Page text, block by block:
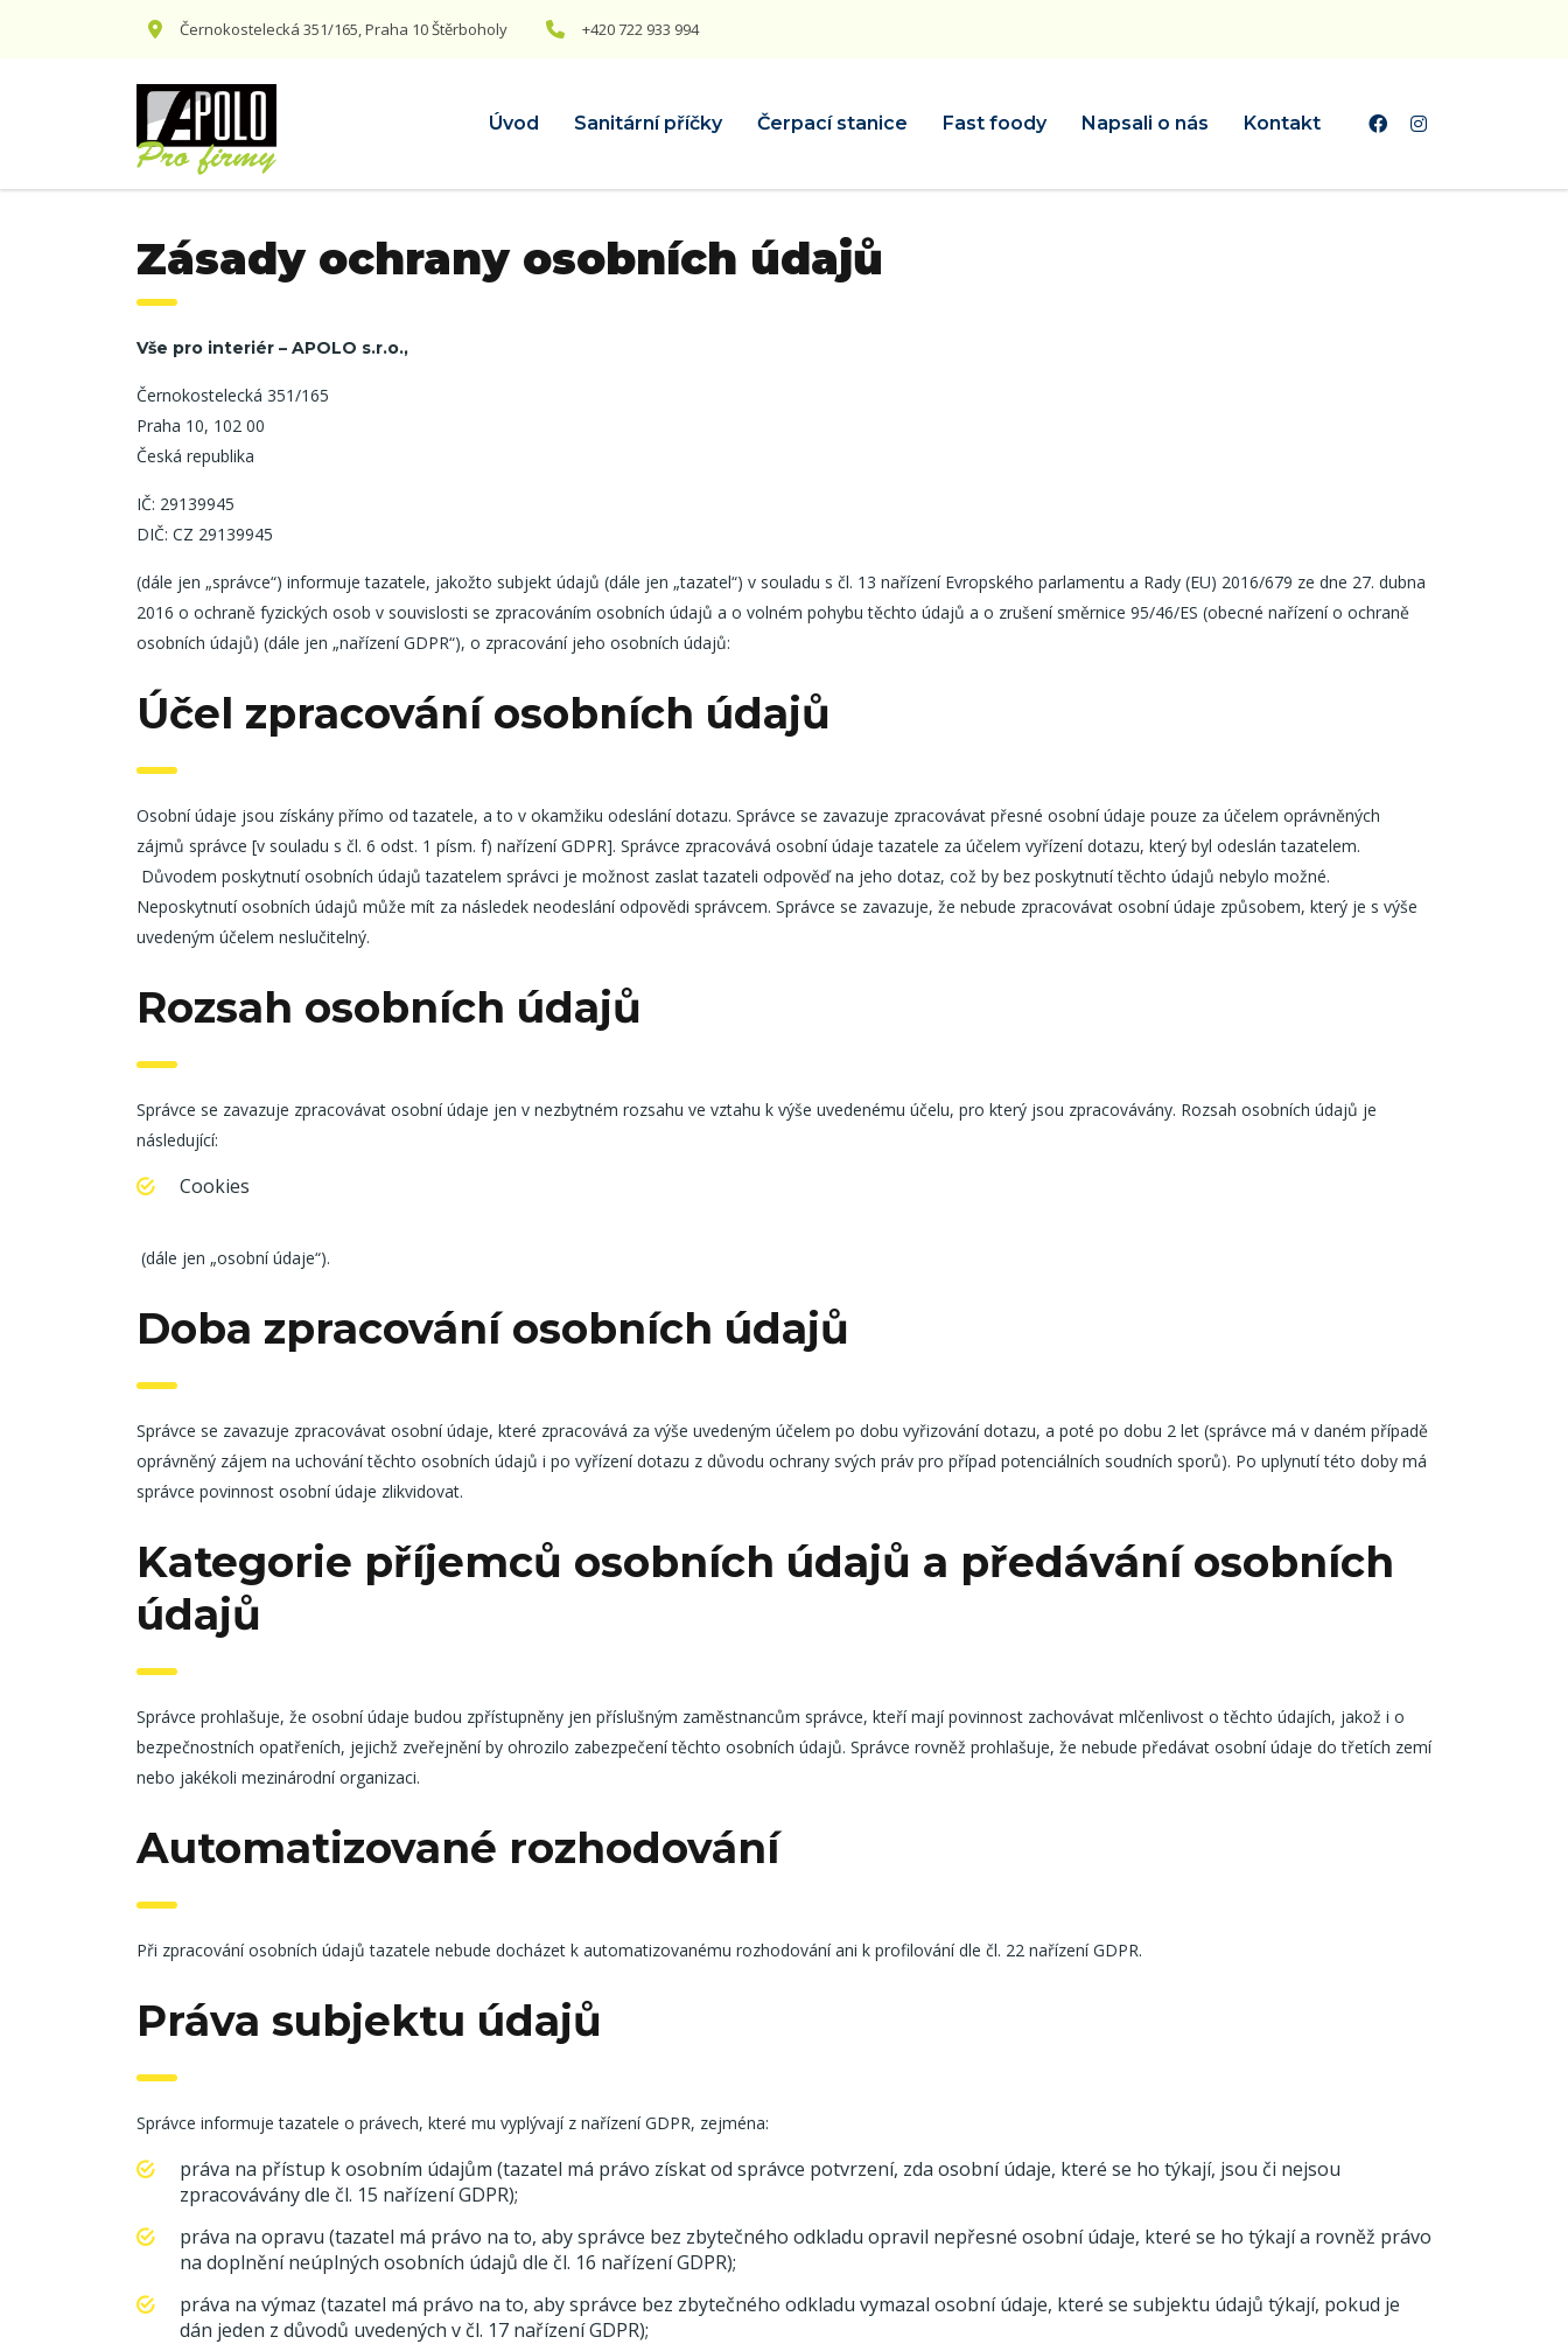
Černokostelecká 351/165, Praha 10 Štěrboholy +420 722 933 994
Úvod Sanitární příčky Čerpací stanice Fast foody Napsali o nás Kontakt
Zásady ochrany osobních údajů
Vše pro interiér – APOLO s.r.o.,
Černokostelecká 351/165
Praha 10, 102 00
Česká republika
IČ: 29139945
DIČ: CZ 29139945
(dále jen „správce“) informuje tazatele, jakožto subjekt údajů (dále jen „tazatel“) v souladu s čl. 13 nařízení Evropského parlamentu a Rady (EU) 2016/679 ze dne 27. dubna
2016 o ochraně fyzických osob v souvislosti se zpracováním osobních údajů a o volném pohybu těchto údajů a o zrušení směrnice 95/46/ES (obecné nařízení o ochraně
osobních údajů) (dále jen „nařízení GDPR“), o zpracování jeho osobních údajů:
Účel zpracování osobních údajů
Osobní údaje jsou získány přímo od tazatele, a to v okamžiku odeslání dotazu. Správce se zavazuje zpracovávat přesné osobní údaje pouze za účelem oprávněných
zájmů správce [v souladu s čl. 6 odst. 1 písm. f) nařízení GDPR]. Správce zpracovává osobní údaje tazatele za účelem vyřízení dotazu, který byl odeslán tazatelem.
Důvodem poskytnutí osobních údajů tazatelem správci je možnost zaslat tazateli odpověď na jeho dotaz, což by bez poskytnutí těchto údajů nebylo možné.
Neposkytnutí osobních údajů může mít za následek neodeslání odpovědi správcem. Správce se zavazuje, že nebude zpracovávat osobní údaje způsobem, který je s výše
uvedeným účelem neslučitelný.
Rozsah osobních údajů
Správce se zavazuje zpracovávat osobní údaje jen v nezbytném rozsahu ve vztahu k výše uvedenému účelu, pro který jsou zpracovávány. Rozsah osobních údajů je
následující:
Cookies
(dále jen „osobní údaje“).
Doba zpracování osobních údajů
Správce se zavazuje zpracovávat osobní údaje, které zpracovává za výše uvedeným účelem po dobu vyřizování dotazu, a poté po dobu 2 let (správce má v daném případě
oprávněný zájem na uchování těchto osobních údajů i po vyřízení dotazu z důvodu ochrany svých práv pro případ potenciálních soudních sporů). Po uplynutí této doby má
správce povinnost osobní údaje zlikvidovat.
Kategorie příjemců osobních údajů a předávání osobních
údajů
Správce prohlašuje, že osobní údaje budou zpřístupněny jen příslušným zaměstnancům správce, kteří mají povinnost zachovávat mlčenlivost o těchto údajích, jakož i o
bezpečnostních opatřeních, jejichž zveřejnění by ohrozilo zabezpečení těchto osobních údajů. Správce rovněž prohlašuje, že nebude předávat osobní údaje do třetích zemí
nebo jakékoli mezinárodní organizaci.
Automatizované rozhodování
Při zpracování osobních údajů tazatele nebude docházet k automatizovanému rozhodování ani k profilování dle čl. 22 nařízení GDPR.
Práva subjektu údajů
Správce informuje tazatele o právech, které mu vyplývají z nařízení GDPR, zejména:
práva na přístup k osobním údajům (tazatel má právo získat od správce potvrzení, zda osobní údaje, které se ho týkají, jsou či nejsou
zpracovávány dle čl. 15 nařízení GDPR);
práva na opravu (tazatel má právo na to, aby správce bez zbytečného odkladu opravil nepřesné osobní údaje, které se ho týkají a rovněž právo
na doplnění neúplných osobních údajů dle čl. 16 nařízení GDPR);
práva na výmaz (tazatel má právo na to, aby správce bez zbytečného odkladu vymazal osobní údaje, které se subjektu údajů týkají, pokud je
dán jeden z důvodů uvedených v čl. 17 nařízení GDPR);